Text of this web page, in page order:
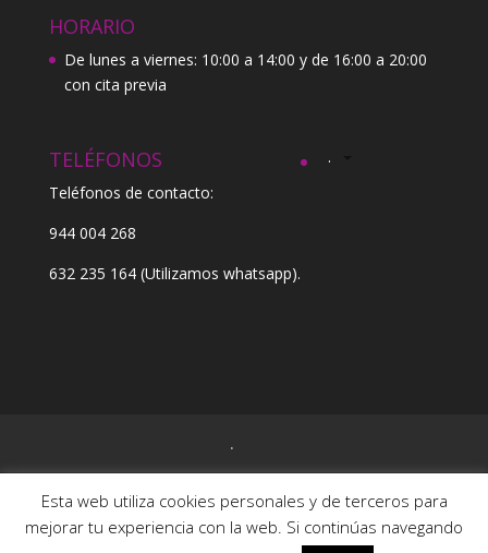
HORARIO
De lunes a viernes: 10:00 a 14:00 y de 16:00 a 20:00
con cita previa
TELÉFONOS
Teléfonos de contacto:
944 004 268
632 235 164(Utilizamos whatsapp).
.
.
Kentatu © 2017-20 | Nota legal| Política de
Esta web utiliza cookies personales y de terceros para
mejorar tu experiencia con la web. Si continúas navegando